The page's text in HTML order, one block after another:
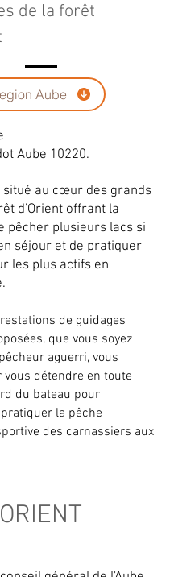
de la forêt
Aube
Aube 10220.
situé au cœur des grands
d'Orient offrant la
pêcher plusieurs lacs si
séjour et de pratiquer
les plus actifs en
de guidages
que vous soyez
aguerri, vous
vous détendre en toute
du bateau pour
la pêche
des carnassiers aux